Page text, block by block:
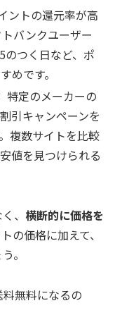
ントの還元率が高
バンクユーザー
のつく日など、ポ
めです。
特定のメーカーの
引キャンペーンを
複数サイトを比較
値を見つけられる
、 横断的に価格を
の価格に加えて、
。
無料になるの